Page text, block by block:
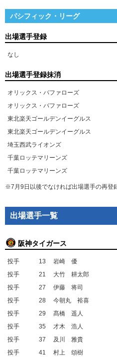
パシフィック・リーグ
出場選手登録
なし
出場選手登録抹消
オリックス・バファローズ
オリックス・バファローズ
東北楽天ゴールデンイーグルス
東北楽天ゴールデンイーグルス
埼玉西武ライオンズ
千葉ロッテマリーンズ
千葉ロッテマリーンズ
※7月9日以後でなければ出場選手の再登
出場選手一覧
阪神タイガース
投手 13
岩崎 優
投手
21
大竹 耕太郎
投手
27
伊藤 将司
投手
28
今朝丸 裕喜
投手
29
髙橋 遥人
投手
35
才木 浩人
投手
37
及川 雅貴
投手
41
村上 頌樹